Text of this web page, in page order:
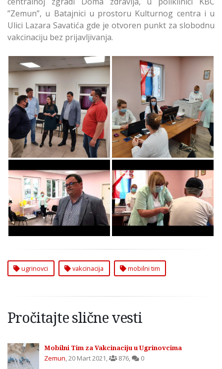
”Zemun”, u Batajnici u prostoru Kulturnog centra i u
Ulici Lazara Savatića gde je otvoren punkt za slobodnu
vakcinaciju bez prijavljivanja.
Mobilni Tim za
Vakcinaciju u
Ugrinovcima
Mobilni Tim za
Vakcinaciju u
Ugrinovcima
Mobilni Tim za
Vakcinaciju u
Ugrinovcima
Mobilni Tim za
Vakcinaciju u
Ugrinovcima
ugrinovci vakcinacija mobilni tim
Pročitajte slične vesti
Mobilni Tim za Vakcinaciju u Ugrinovcima
Zemun,20 Mart 2021, 876, 0